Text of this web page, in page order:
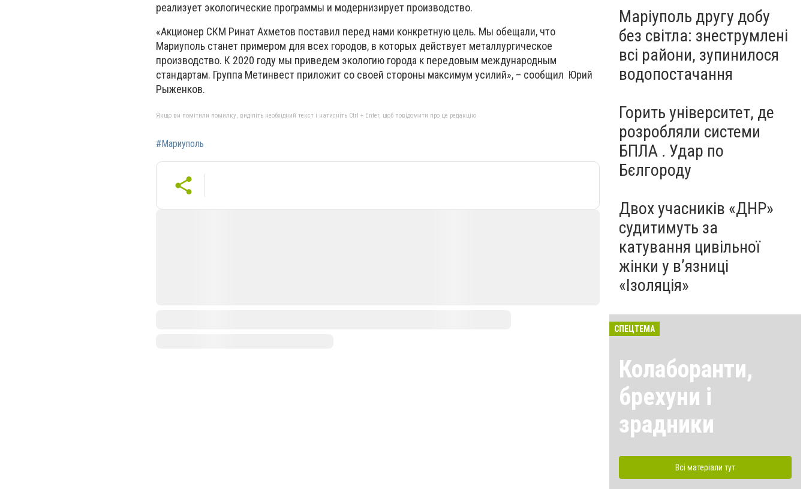
реализует экологические программы и модернизирует производство.
«Акционер СКМ Ринат Ахметов поставил перед нами конкретную цель. Мы обещали, что
Мариуполь станет примером для всех городов, в которых действует металлургическое
производство. К 2020 году мы приведем экологию города к передовым международным
стандартам. Группа Метинвест приложит со своей стороны максимум усилий», – сообщил Юрий
Рыженков.
Якщо ви помітили помилку, виділіть необхідний текст і натисніть Ctrl + Enter, щоб повідомити про це редакцію
#Мариуполь
Маріуполь другу добу
без світла: знеструмлені
всі райони, зупинилося
водопостачання
Горить університет, де
розробляли системи
БПЛА . Удар по
Бєлгороду
Двох учасників «ДНР»
судитимуть за
катування цивільної
жінки у в’язниці
«Ізоляція»
СПЕЦТЕМА
Колаборанти,
брехуни і
зрадники
Всі матеріали тут